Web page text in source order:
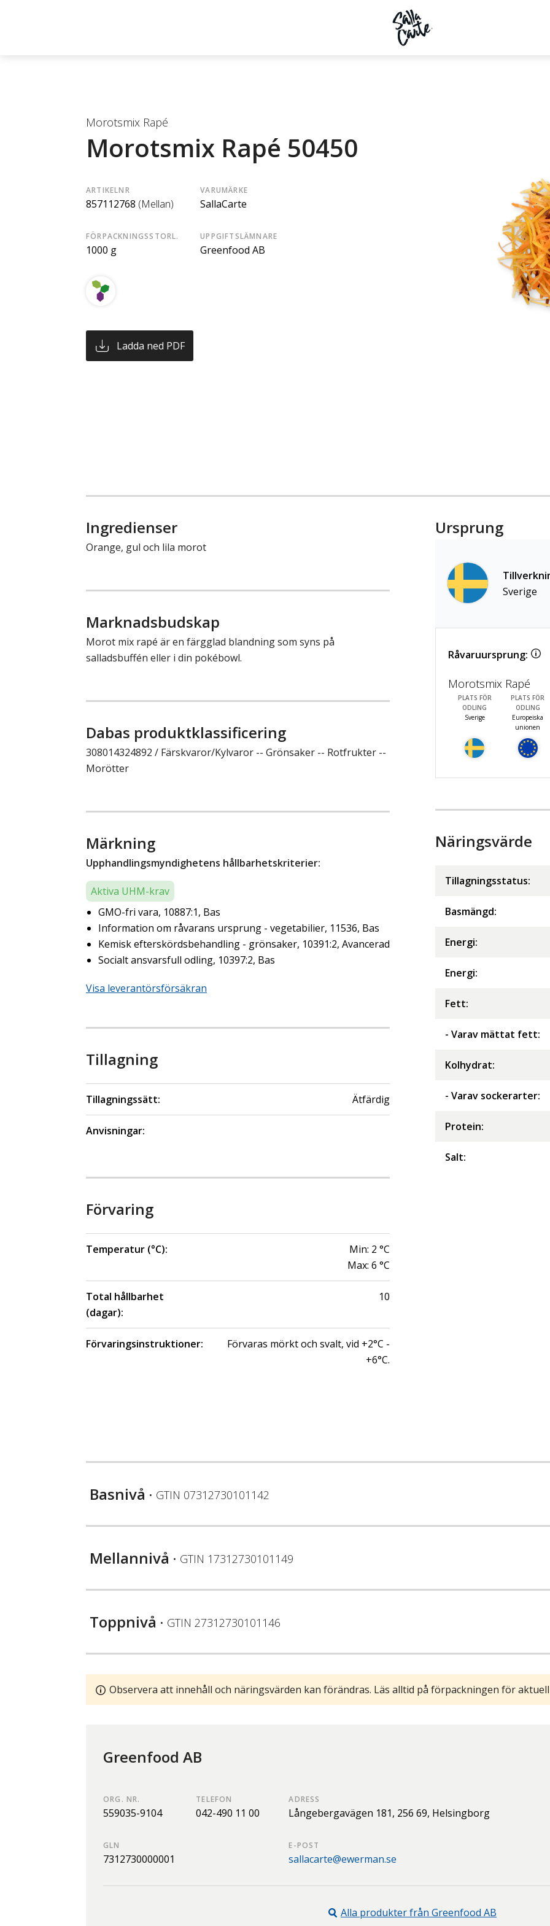
Morotsmix Rapé
Morotsmix Rapé 50450
ARTIKELNR
857112768 (Mellan)
VARUMÄRKE
SallaCarte
FÖRPACKNINGSSTORL.
1000 g
UPPGIFTSLÄMNARE
Greenfood AB
Ladda ned PDF
Ingredienser
Orange, gul och lila morot
Marknadsbudskap
Morot mix rapé är en färgglad blandning som syns på
salladsbuffén eller i din pokébowl.
Dabas produktklassificering
308014324892 / Färskvaror/Kylvaror -- Grönsaker -- Rotfrukter --
Morötter
Märkning
Upphandlingsmyndighetens hållbarhetskriterier:
Aktiva UHM-krav
GMO-fri vara, 10887:1, Bas
Information om råvarans ursprung - vegetabilier, 11536, Bas
Kemisk efterskördsbehandling - grönsaker, 10391:2, Avancerad
Socialt ansvarsfull odling, 10397:2, Bas
Visa leverantörsförsäkran
Tillagning
Tillagningssätt: Ätfärdig
Anvisningar:
Förvaring
Temperatur (°C): Min: 2 °C
Max: 6 °C
Total hållbarhet
(dagar):
10
Förvaringsinstruktioner:
Förvaras mörkt och svalt, vid +2°C -
+6°C.
Ursprung
Sverige
Råvaruursprung:
Morotsmix Rapé
PLATS FÖR
ODLING
Sverige
PLATS FÖR
ODLING
Europeiska
unionen
Näringsvärde
Tillagningsstatus:
Basmängd:
Energi:
Energi:
Fett:
- Varav mättat fett:
Kolhydrat:
- Varav sockerarter:
Protein:
Salt:
Basnivå • GTIN 07312730101142
Mellannivå • GTIN 17312730101149
Toppnivå • GTIN 27312730101146
Observera att innehåll och näringsvärden kan förändras. Läs alltid på förpackningen för
Greenfood AB
ORG. NR.
559035-9104
GLN
7312730000001
TELEFON
042-490 11 00
ADRESS
Långebergavägen 181, 256 69, Helsingborg
E-POST
sallacarte@ewerman.se
Alla produkter från Greenfood AB